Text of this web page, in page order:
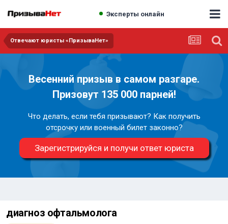
Эксперты онлайн
Отвечают юристы «ПризываНет»
Весенний призыв в самом разгаре.
Призовут 135 000 парней!
Что делать, если тебя призывают? Как получить
отсрочку или военный билет законно?
Зарегистрируйся и получи ответ юриста
диагноз офтальмолога